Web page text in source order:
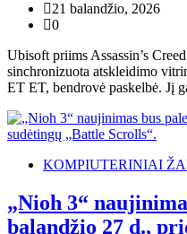
21 balandžio, 2026
0
Ubisoft priims Assassin’s
sinchronizuota atskleidimo
ET ET, bendrovė paskelbė. Jį
KOMPIUTERINIAI
„Nioh 3“
balandžio 27 d.,